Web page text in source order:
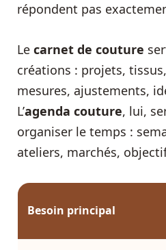
répondent pas
Lecarnet de couture
créations : projets,
mesures, ajustements,
L’agenda couture, lui,
organiser le temps :
ateliers, marchés,
Besoin principal